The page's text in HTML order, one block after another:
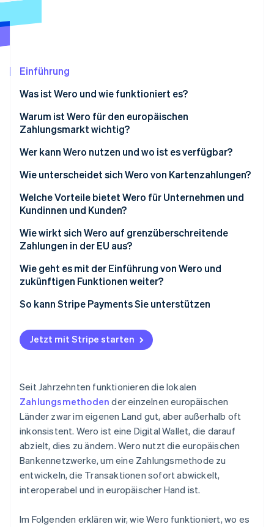
Betrugsprävention
Atlas
Online-Identitätsprüfung
Erfahren Sie, wie Stripe Lösungen für die
Einführung
Was ist Wero und wie funktioniert es?
Warum ist Wero für den europäischen
Zahlungsmarkt wichtig?
Wer kann Wero nutzen und wo ist es verfügbar?
Wie unterscheidet sich Wero von Kartenzahlungen?
Geschwindigkeit und Zahlungsabwicklung
Kosten- und Gebührenstruktur
Sicherheit und Betrugsprävention
Zugang zu Geldern:
Welche Vorteile bietet Wero für Unternehmen und
Kundinnen und Kunden?
Kundennutzen
Geschäftliche Vorteile
Wie wirkt sich Wero auf grenzüberschreitende
Zahlungen in der EU aus?
Wie geht es mit der Einführung von Wero und
zukünftigen Funktionen weiter?
So kann Stripe Payments Sie unterstützen
Jetzt mit Stripe starten
Seit Jahrzehnten funktionieren die lokalen
Zahlungsmethoden der einzelnen europäischen
Länder zwar im eigenen Land gut, aber außerhalb oft
inkonsistent. Wero ist eine Digital Wallet, die darauf
abzielt, dies zu ändern. Wero nutzt die europäischen
Bankennetzwerke, um eine Zahlungsmethode zu
entwickeln, die Transaktionen sofort abwickelt,
interoperabel und in europäischer Hand ist.
Im Folgenden erklären wir, wie Wero funktioniert, wo es